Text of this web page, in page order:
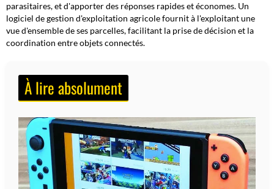
parasitaires, et d'apporter des réponses rapides et économes. Un
logiciel de gestion d'exploitation agricole fournit à l'exploitant une
vue d'ensemble de ses parcelles, facilitant la prise de décision et la
coordination entre objets connectés.
À lire absolument